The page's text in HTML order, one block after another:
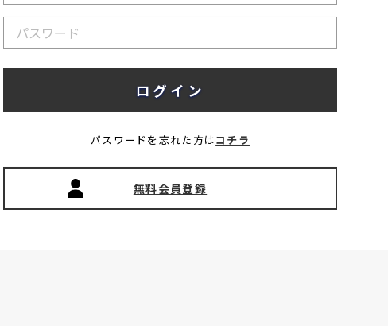
パスワードを忘れた方はコチラ
無料会員登録